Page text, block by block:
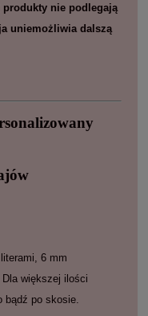
produkty nie podlegają
uniemożliwia dalszą
6 mm
większej ilości
bądź po skosie.